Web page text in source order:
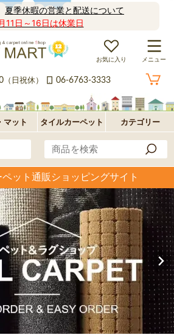
夏季休暇の営業と配送について
11日～16日は休業日
お気に入り メニュー
（日祝休） 06-6763-3333
マット タイルカーペット カテゴリー
ペ
ッ
絨
毯
グ
フ
ロ
玄
関
マ
ッ
ト
パ
ル
型
プ
シ
ョ
ン・
補
ット通販ショッピングサイト